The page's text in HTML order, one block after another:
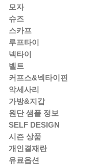
모자
슈즈
스카프
루프타이
넥타이
벨트
커프스&넥타이핀
악세사리
가방&지갑
원단 샘플 정보
SELF DESIGN
시즌 상품
개인결재란
유료옵션